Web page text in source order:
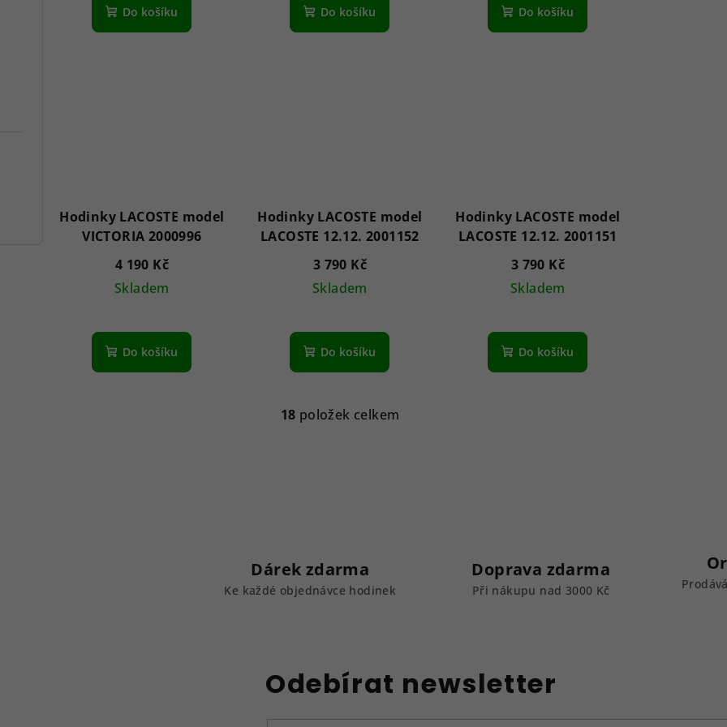
Do košíku Do košíku Do košíku
Hodinky LACOSTE model
VICTORIA 2000996
4 190 Kč
Skladem
Do košíku
Hodinky LACOSTE model
LACOSTE 12.12. 2001152
3 790 Kč
Skladem
Do košíku
Hodinky LACOSTE model
LACOSTE 12.12. 2001151
3 790 Kč
Skladem
Do košíku
O
c
í
k
y
v
18 položek celkem
Dárek zdarma
Ke každé objednávce hodinek
Doprava zdarma
Při nákupu nad 3000 Kč
Odebírat newsletter